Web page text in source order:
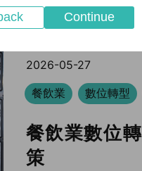
2026-05-27
餐飲業
數位轉型
餐飲業數位
策
Continue